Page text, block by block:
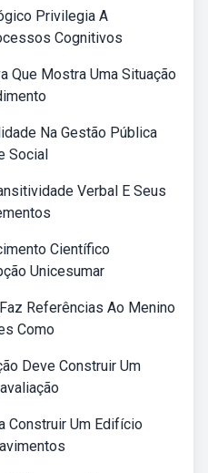
Privilegia A
Cognitivos
Que Mostra Uma Situação
Na Gestão Pública
Social
Verbal E Seus
Científico
Unicesumar
Referências Ao Menino
Como
Deve Construir Um
Construir Um Edifício